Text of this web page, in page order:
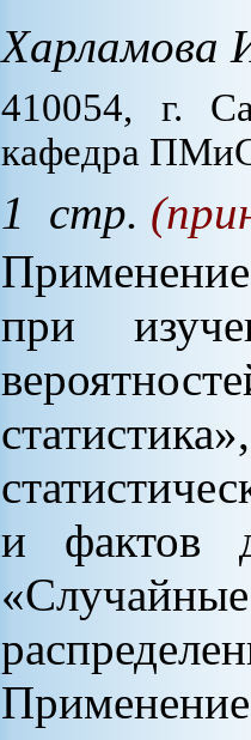
410054, г.
кафедра
1 стр.
при
и фактов